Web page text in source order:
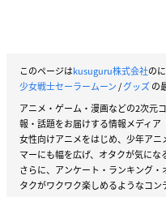
このページはkusuguru株式会社の
少女戦士セーラームーン/グッズの
アニメ・ゲーム・漫画などの2次元
報・話題をお届けする情報メディア
女性向けアニメをはじめ、少年ア
マーにも幅を広げ、オタクが気にな
さらに、アンケート・ランキング
タクがワクワク楽しめるようなコン